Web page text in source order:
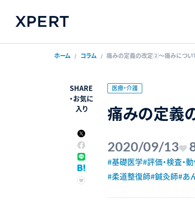
ホーム コラム 痛みの定義の改定②〜痛みについ
医療・介護
痛みの定義
2020/09/13
#基礎医学#評価・検査・
#柔道整復師#鍼灸師#あ
SHARE
・お気に
入り